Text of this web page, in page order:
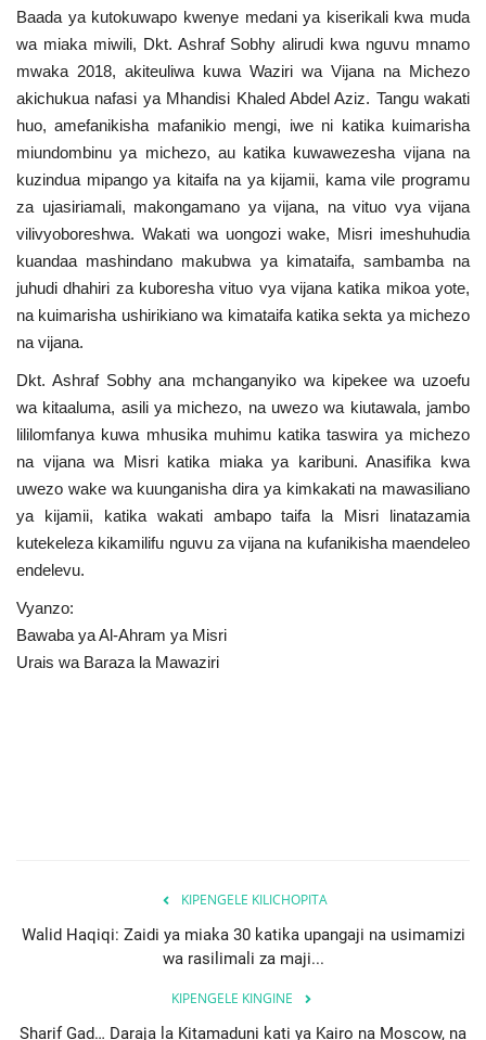
Baada ya kutokuwapo kwenye medani ya kiserikali kwa muda
wa miaka miwili, Dkt. Ashraf Sobhy alirudi kwa nguvu mnamo
mwaka 2018, akiteuliwa kuwa Waziri wa Vijana na Michezo
akichukua nafasi ya Mhandisi Khaled Abdel Aziz. Tangu wakati
huo, amefanikisha mafanikio mengi, iwe ni katika kuimarisha
miundombinu ya michezo, au katika kuwawezesha vijana na
kuzindua mipango ya kitaifa na ya kijamii, kama vile programu
za ujasiriamali, makongamano ya vijana, na vituo vya vijana
vilivyoboreshwa. Wakati wa uongozi wake, Misri imeshuhudia
kuandaa mashindano makubwa ya kimataifa, sambamba na
juhudi dhahiri za kuboresha vituo vya vijana katika mikoa yote,
na kuimarisha ushirikiano wa kimataifa katika sekta ya michezo
na vijana.
Dkt. Ashraf Sobhy ana mchanganyiko wa kipekee wa uzoefu
wa kitaaluma, asili ya michezo, na uwezo wa kiutawala, jambo
lililomfanya kuwa mhusika muhimu katika taswira ya michezo
na vijana wa Misri katika miaka ya karibuni. Anasifika kwa
uwezo wake wa kuunganisha dira ya kimkakati na mawasiliano
ya kijamii, katika wakati ambapo taifa la Misri linatazamia
kutekeleza kikamilifu nguvu za vijana na kufanikisha maendeleo
endelevu.
Vyanzo:
Bawaba ya Al-Ahram ya Misri
Urais wa Baraza la Mawaziri
KIPENGELE KILICHOPITA
Walid Haqiqi: Zaidi ya miaka 30 katika upangaji na usimamizi
wa rasilimali za maji...
KIPENGELE KINGINE
Sharif Gad… Daraja la Kitamaduni kati ya Kairo na Moscow, na